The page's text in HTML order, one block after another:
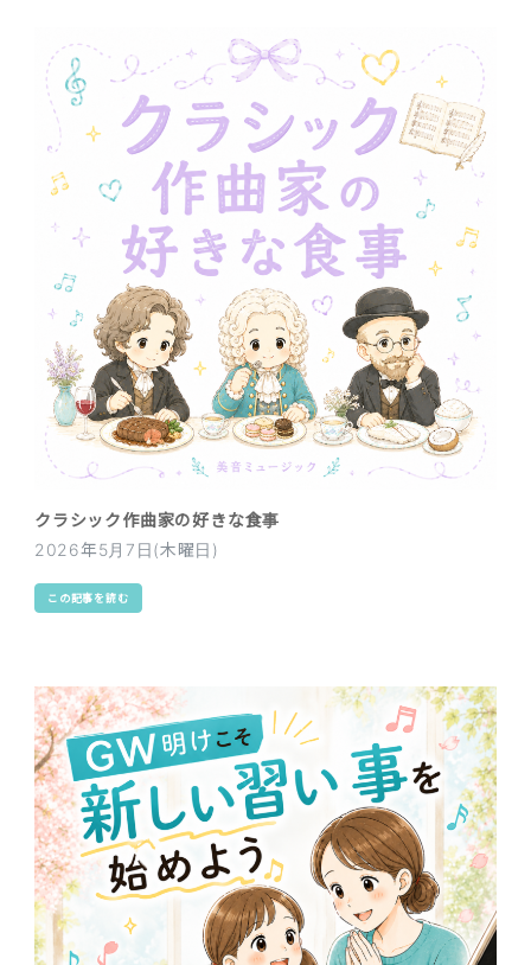
クラシック作曲家の好きな食事
2026年5月7日(木曜日)
この記事を読む